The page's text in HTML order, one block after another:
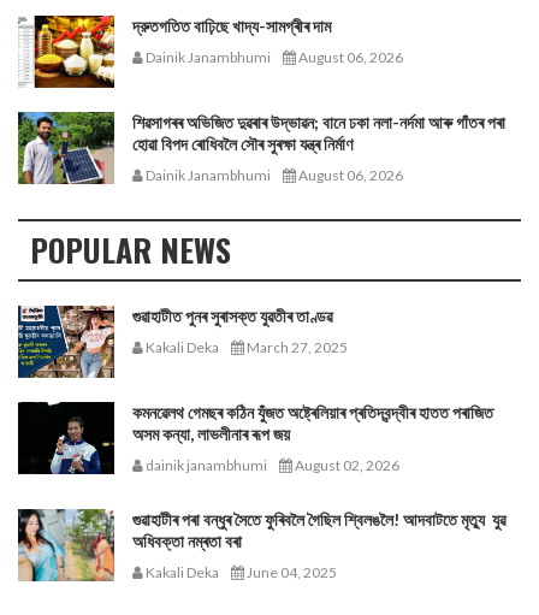
দ্রুতগতিত বাঢ়িছে খাদ্য-সামগ্ৰীৰ দাম
Dainik Janambhumi August 06, 2026
শিৱসাগৰৰ অভিজিত দুৱৰাৰ উদ্ভাৱন; বানে ঢকা নলা-নৰ্দমা আৰু গাঁতৰ পৰা
হোৱা বিপদ ৰোধিবলৈ সৌৰ সুৰক্ষা যন্ত্ৰ নিৰ্মাণ
Dainik Janambhumi August 06, 2026
POPULAR NEWS
গুৱাহাটীত পুনৰ সুৰাসক্ত যুৱতীৰ তাণ্ডৱ
Kakali Deka March 27, 2025
কমনৱেলথ গেমছৰ কঠিন যুঁজত অষ্ট্ৰেলিয়াৰ প্ৰতিদ্বন্দ্বীৰ হাতত পৰাজিত
অসম কন্যা, লাভলীনাৰ ৰূপ জয়
dainik janambhumi August 02, 2026
গুৱাহাটীৰ পৰা বন্ধুৰ সৈতে ফুৰিবলৈ গৈছিল শ্বিলঙলৈ! আদবাটতে মৃত্যু যুৱ
অধিবক্তা নম্ৰতা বৰা
Kakali Deka June 04, 2025